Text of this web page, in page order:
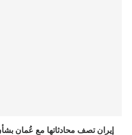
إيران تصف محادثاتها مع عُمان